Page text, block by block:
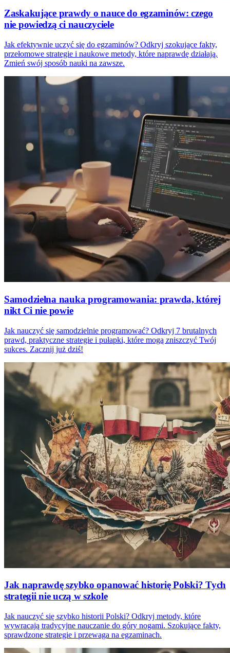
Zaskakujące prawdy o nauce do egzaminów: czego
nie powiedzą ci nauczyciele
Jak efektywnie uczyć się do egzaminów? Odkryj szokujące fakty,
przełomowe strategie i naukowe metody, które naprawdę działają.
Zmień swój sposób nauki na zawsze.
Samodzielna nauka programowania: prawda, której
nikt Ci nie powie
Jak nauczyć się samodzielnie programować? Odkryj 7 brutalnych
prawd, praktyczne strategie i pułapki, które mogą zniszczyć Twój
sukces. Zacznij już dziś!
Jak naprawdę szybko opanować historię Polski? Tych
strategii nie uczą w szkole
Jak nauczyć się szybko historii Polski? Odkryj metody, które
wywracają tradycyjne nauczanie do góry nogami. Szokujące fakty,
sprawdzone strategie i przewaga na egzaminach.